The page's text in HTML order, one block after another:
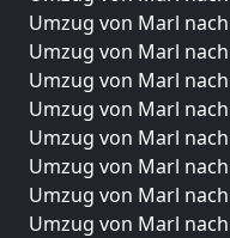
Umzug von Marl
Umzug von Marl
Umzug von Marl
Umzug von Marl
Umzug von Marl
Umzug von Marl
Umzug von Marl
Umzug von Marl